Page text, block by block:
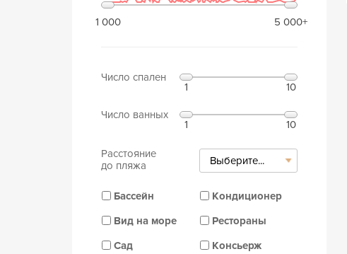
1 000 5 000+
Число спален
1 10
Число ванных
1 10
Расстояние
до пляжа
Выберите...
Бассейн
Вид на море
Сад
Кондиционер
Рестораны
Консьерж